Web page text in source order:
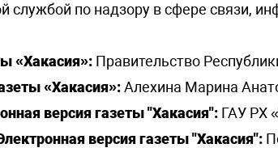
службой по надзору в сфере связи,
«Хакасия»: Правительство
«Хакасия»:Алехина Марина
версия газеты "Хакасия": ГАУ РХ
версия газеты "Хакасия":